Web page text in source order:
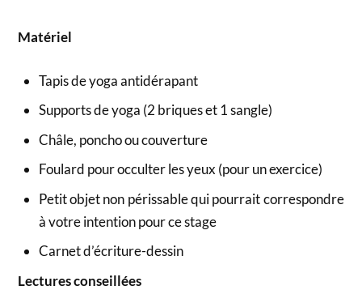
Matériel
Tapis de yoga antidérapant
Supports de yoga (2 briques et 1 sangle)
Châle, poncho ou couverture
Foulard pour occulter les yeux (pour un exercice)
Petit objet non périssable qui pourrait correspondre
à votre intention pour ce stage
Carnet d’écriture-dessin
Lectures conseillées